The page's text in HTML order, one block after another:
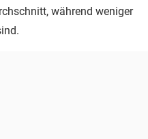
während weniger